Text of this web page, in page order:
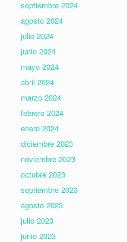
septiembre 2024
agosto 2024
julio 2024
junio 2024
mayo 2024
abril 2024
marzo 2024
febrero 2024
enero 2024
diciembre 2023
noviembre 2023
octubre 2023
septiembre 2023
agosto 2023
julio 2023
junio 2023